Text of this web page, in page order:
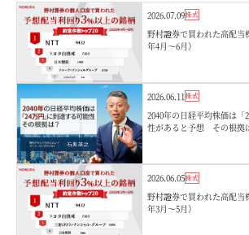
2026.07.09株式
野村證券で買われた高配当
年4月〜6月）
2026.06.11 株式
2040年の日経平均株価は
性があると予想 その根拠
2026.06.05株式
野村證券で買われた高配当
年3月〜5月）